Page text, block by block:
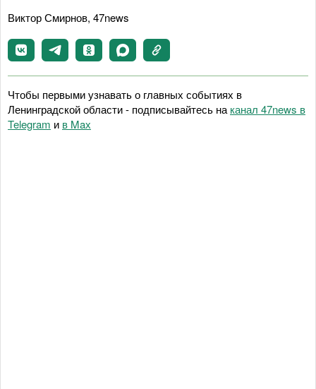
Виктор Смирнов, 47news
Чтобы первыми узнавать о главных событиях в
Ленинградской области - подписывайтесь на канал 47news в
Telegram и в Maх